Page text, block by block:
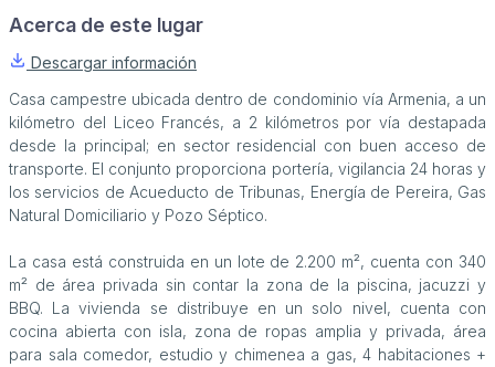
Acerca de este lugar
Descargar información
Casa campestre ubicada dentro de condominio vía Armenia, a un
kilómetro del Liceo Francés, a 2 kilómetros por vía destapada
desde la principal; en sector residencial con buen acceso de
transporte. El conjunto proporciona portería, vigilancia 24 horas y
los servicios de Acueducto de Tribunas, Energía de Pereira, Gas
Natural Domiciliario y Pozo Séptico.
La casa está construida en un lote de 2.200 m², cuenta con 340
m² de área privada sin contar la zona de la piscina, jacuzzi y
BBQ. La vivienda se distribuye en un solo nivel, cuenta con
cocina abierta con isla, zona de ropas amplia y privada, área
para sala comedor, estudio y chimenea a gas, 4 habitaciones +